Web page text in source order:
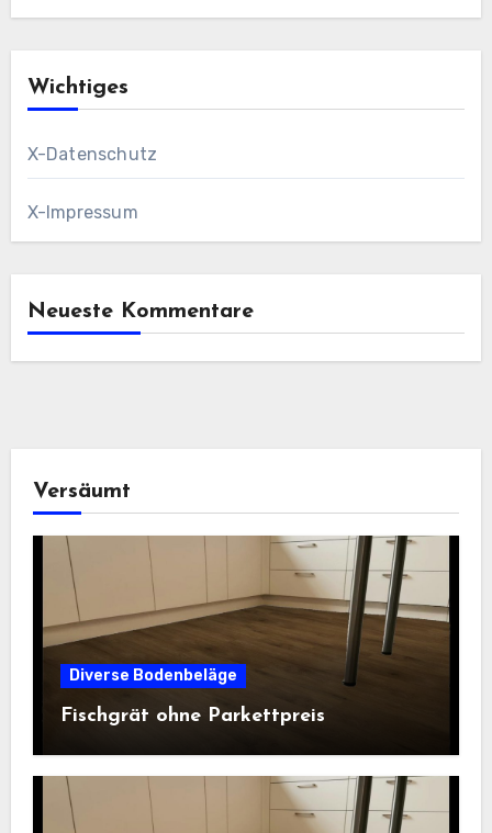
Wichtiges
X-Datenschutz
X-Impressum
Neueste Kommentare
Versäumt
Diverse Bodenbeläge
Fischgrät ohne Parkettpreis